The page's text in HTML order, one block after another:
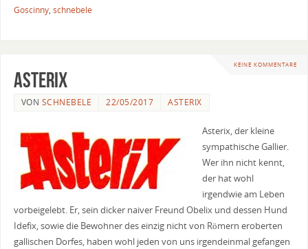
Goscinny, schnebele
KEINE KOMMENTARE
Asterix
VON SCHNEBELE 22/05/2017 ASTERIX
Asterix, der kleine
sympathische Gallier.
Wer ihn nicht kennt,
der hat wohl
irgendwie am Leben
vorbeigelebt. Er, sein dicker naiver Freund Obelix und dessen Hund
Idefix, sowie die Bewohner des einzig nicht von Römern eroberten
gallischen Dorfes, haben wohl jeden von uns irgendeinmal gefangen